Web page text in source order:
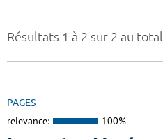
Résultats 1 à 2 sur 2 au total
PAGES
relevance: 100%